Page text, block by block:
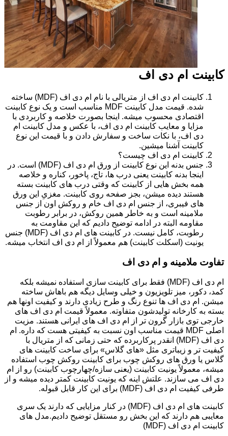
کابینت ام دی اف
کابینت ام دی اف از متریالی با نام ام دی اف (MDF) ساخته
شده. قیمت مدل کابینت MDF مناسب است و یک نوع کابینت
اقتصادی محسوب میشه. اینجا بصورت خلاصه و کاربردی با
مزایا و معایب کابینت ام دی اف، با عکس و مدل کابینت ام
دی اف، با نکات ساخت و سفارش دادن و با قیمت این نوع
کابینت آشنا میشین.
کابینت ام دی اف چیست؟
جنس بدنه این نوع کابینت از ورق ام دی اف (MDF) است. در
اینجا بدنه کابینت یعنی درب ها، تاج، پاخور، کناره و خلاصه
همه بخش هایی از کابینت که وقتی درب های کابینت بسته
هستند دیده میشن، بجز صفحه روی کابینت. مغزیِ این ورق
های فیبری، از جنس ام دی اف خام و روکش اون از جنس
ملامینه است و به خاطر همین روکش، در برابر رطوبت
مقاومه البته در ادامه توضیح دادیم که این مقاومت به
رطوبت، کامل نیست. در کابینت های ام دی اف (MDF) جنس
یونیت (اسکلت کابینت) هم معمولاً از ام دی اف انتخاب میشه.
تفاوت ملامینه و ام دی اف
ام دی اف (MDF) فقط برای کابینت سازی استفاده نمیشه بلکه
کمد، دکور، میز تلویزیون و خیلی وسایل دیگه هم باهاش ساخته
میشن. ام دی اف ها تنوع رنگ و طرح زیادی دارند و کیفیت اونها هم
بسته به کارخانه تولیدشون متفاوته. معمولاً قیمت ام دی اف های
خارجی توی بازار گرون تر از ام دی اف های ایرانی هستند. مزیت
اصلی MDF قیمت مناسب اون نسبت به کیفیتی هست که داره. ام
دی اف (MDF) انقدر پرکاربرده که حتی زمانی که از متریال با
کیفیت تر و زیباتری مثل «های گلاس» برای ساخت کابینت های
گلاس یا ورق های روکش چوب برای کابینت روکش چوب استفاده
میشه، معمولاً یونیت کابینت (یعنی سازه/چهارچوب کابینت) رو از ام
دی اف می سازند. علتش اینه که یونیت کابینت کمتر دیده میشه و از
طرفی کیفیت ام دی اف (MDF) برای این کار قابل قبوله.
کابینت های ام دی اف (MDF) در کنار مزایایی که دارند یک سری
معایبی هم دارند که این بخش رو مستقل توضیح دادیم.مدل های
کابینت ام دی اف (MDF)